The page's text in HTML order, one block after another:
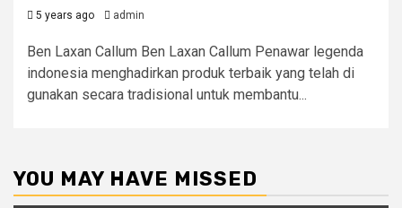
5 years ago admin
Ben Laxan Callum Ben Laxan Callum Penawar legenda
indonesia menghadirkan produk terbaik yang telah di
gunakan secara tradisional untuk membantu...
YOU MAY HAVE MISSED